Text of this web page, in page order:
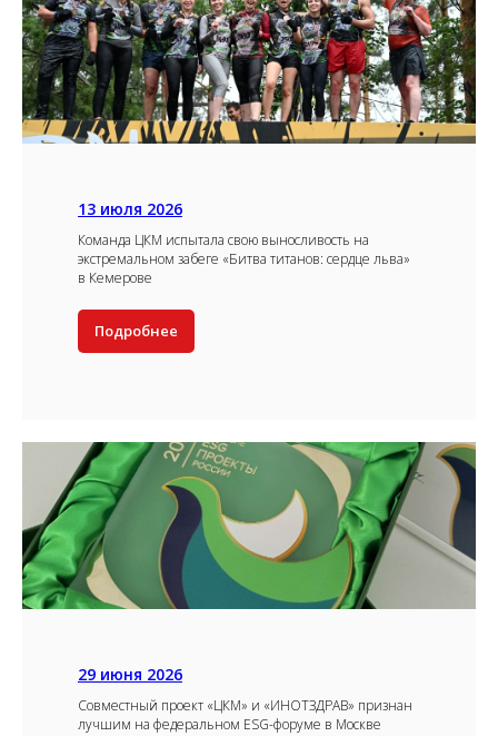
13 июля 2026
Команда ЦКМ испытала свою выносливость на
экстремальном забеге «Битва титанов: сердце льва»
в Кемерове
Подробнее
29 июня 2026
Совместный проект «ЦКМ» и «ИНОТЗДРАВ» признан
лучшим на федеральном ESG-форуме в Москве